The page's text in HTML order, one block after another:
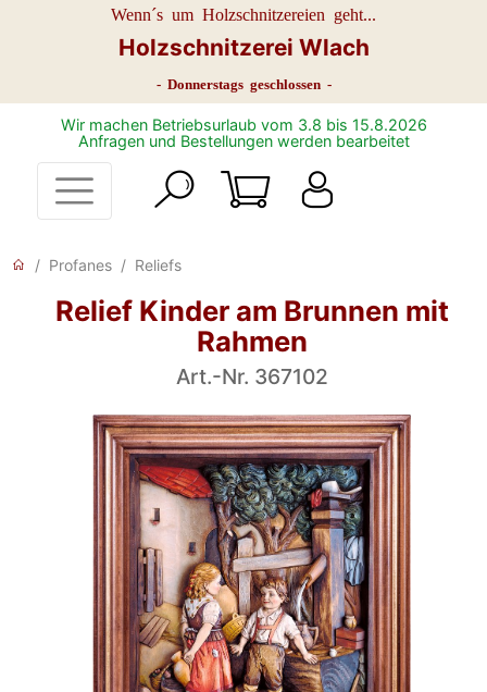
Wenn´s um Holzschnitzereien geht...
Holzschnitzerei Wlach
- Donnerstags geschlossen -
Wir machen Betriebsurlaub vom 3.8 bis 15.8.2026
Anfragen und Bestellungen werden bearbeitet
Profanes Reliefs
Relief Kinder am Brunnen mit
Rahmen
Art.-Nr. 367102